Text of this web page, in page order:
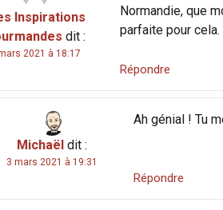
Inspirations
dit :
2021 à 18:17
Normandie, que
parfaite pour cela.
Répondre
Michaël dit :
3 mars 2021 à 19:31
Ah génial ! Tu
Répondre